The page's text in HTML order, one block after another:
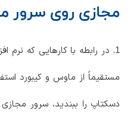
مجازی روی سرور
1. در رابطه با کارهایی که نرم
مستقیماً از ماوس و کیبورد
دسکتاپ را ببندید، سرور